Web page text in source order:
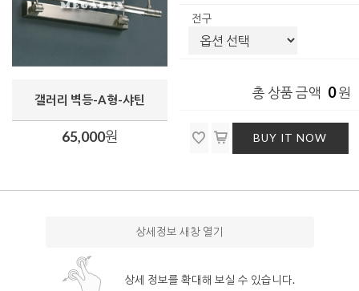
갤러리 벽등-A형-샤틴
65,000원
전구
총 상품 금액 0원
BUY IT NOW
상세정보 새창 열기
상세 정보를 확대해 보실 수 있습니다.